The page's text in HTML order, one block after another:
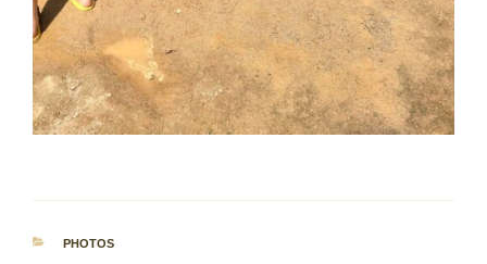
カ
PHOTOS